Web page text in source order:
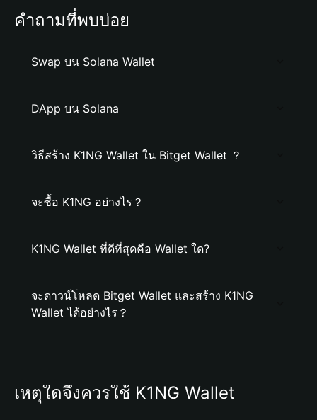
คำถามที่พบบ่อย
Swap บน Solana Wallet
DApp บน Solana
วิธีสร้าง K1NG Wallet ใน Bitget Wallet ？
จะซื้อ K1NG อย่างไร？
K1NG Wallet ที่ดีที่สุดคือ Wallet ใด?
จะดาวน์โหลด Bitget Wallet และสร้าง K1NG
Wallet ได้อย่างไร？
เหตุใดจึงควรใช้ K1NG Wallet